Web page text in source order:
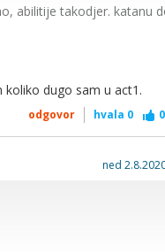
abilitije takodjer. katanu
koliko dugo sam u act1.
odgovor hvala 0 0
ned